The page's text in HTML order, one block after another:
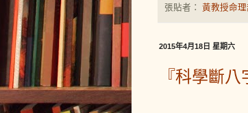
張貼者： 黃教授命
2015年4月18日 星期六
『科學斷